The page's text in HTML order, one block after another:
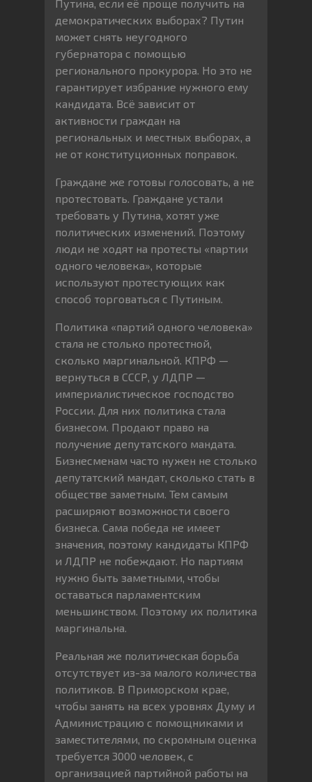
Путина, если её проще получить на
демократических выборах? Путин
может снять неугодного
губернатора с помощью
регионального прокурора. Но это не
гарантирует избрание нужного ему
кандидата. Всё зависит от
активности граждан на
региональных и местных выборах, а
не от конституционных поправок.
Граждане же готовы голосовать, а не
протестовать. Граждане устали
требовать у Путина, хотят уже
политических изменений. Поэтому
люди не ходят на протесты «партии
одного человека», которые
используют протестующих как
способ торговаться с Путиным.
Политика «партий одного человека»
стала не столько протестной,
сколько маргинальной. КПРФ —
вернуться в СССР, у ЛДПР —
империалистическое господство
России. Для них политика стала
бизнесом. Продают право на
получение депутатского мандата.
Бизнесменам часто нужен не столько
депутатский мандат, сколько стать в
обществе заметным. Тем самым
расширяют возможности своего
бизнеса. Сама победа не имеет
значения, поэтому кандидаты КПРФ
и ЛДПР не побеждают. Но партиям
нужно быть заметными, чтобы
оставаться парламентским
меньшинством. Поэтому их политика
маргинальна.
Реальная же политическая борьба
отсутствует из-за малого количества
политиков. В Приморском крае,
чтобы занять на всех уровнях Думу и
Администрацию с помощниками и
заместителями, по скромным оценка
требуется 3000 человек, с
организацией партийной работы на